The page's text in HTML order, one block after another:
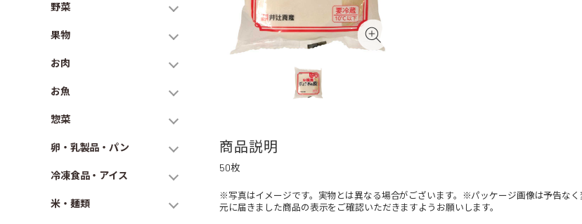
野菜
果物
お肉
お魚
惣菜
卵・乳製品・パン
冷凍食品・アイス
米・麺類
商品説明
50枚
※写真はイメージです。実物とは異なる場合がございます。※パッケージ画像は予告な
元に届きました商品の表示をご確認いただきますようお願いします。